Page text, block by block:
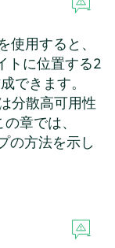
使用すると、
トに位置する2
できます。
分散高可用性
章では、
の方法を示し